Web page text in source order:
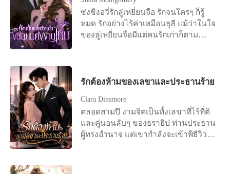
ออกแบบแฟชั่นที่มีชื่อเสียงระดับ
นานาชาติ เป็นอัจฉริยะของแฮ็กเกอร์
และเธอยังเป็นหมอมหัศจรรย์ระดับโลก...
อดีตสามีของเธอเสียใจมากจนคุกเข่าลง
ฉัน!" เหยาซีเยว่ "?"
อกลายเป็นจิตรกรที่มีชื่อเสียงและมีผู้ชาย
นับไม่ถ้วนที่ตามจีบเธอ อดีตสามีไม่ยอม
และขอคืนดีไปถึงที่ จากนั้นก็ว่า เธออยู่
ในอ้อมแขนของคนใหญคนโตคนหนึ่ง
ซ่งชิงอวี่รักลู่เหยี่ยนจือ รักจนใครๆ ก็รู้
หมด รักอย่างไร้ค่าเหมือนธุลี แม้ว่าในใจ
ของลู่เหยี่ยนจือมีแต่คนรักเก่าก็ตาม
ซ่งชิงอวี่ก็ยังคงขอแต่งงานกับลู่เหยี่
รักเก่ากลับมา ลู่เหยี่ยนจือก็ไม่ปรากฏตัว
ที่ที่ว่าการอำเภอ หลังจากรักลู่เหยี่ยนจื
อมาเจ็ดปี ซ่งชิงอวี่ก็หมดหวังสิ้นเชิง เธอ
ได้บล็อกลู่เหยี่ยนจือแล้วหันหลังออกจาก
รักต้องห้ามของเลขาและประธานร้าย
Clara Dinsmore
ตลอดสามปี งามจิตเป็นทั้งเลขาที่ไร้ที่ติ
และคู่นอนลับๆ ของธราธิป ท่านประธาน
ผู้ทรงอำนาจ แต่เขากำลังจะเข้าพิธีวิวาห์